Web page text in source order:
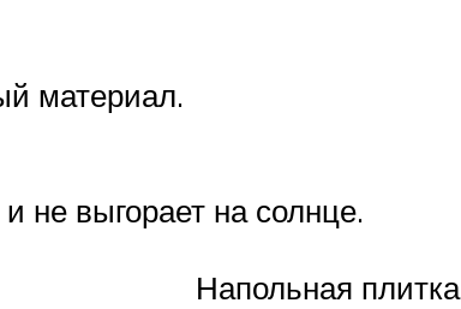
материал.
не выгорает на солнце.
Напольная плитка